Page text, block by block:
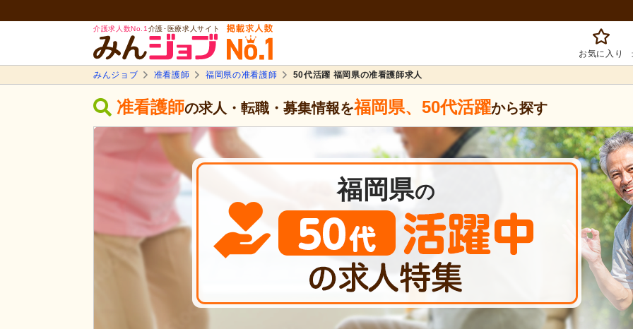
介護求人数No.1 介護･医療求人サイト
お気に入り
みんジョブ 准看護師 福岡県の准看護師 50代活躍 福岡県の准看護師求人
准看護師の求人・転職・募集情報を福岡県、 50代活躍から探す
福岡県の